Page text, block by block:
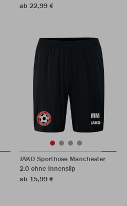
ab 22,99 €
JAKO Sporthose Manchester
2.0 ohne Innenslip
ab 15,99 €